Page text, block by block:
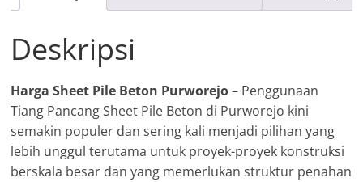
Deskripsi
Harga Sheet Pile Beton Purworejo– Penggunaan
Tiang Pancang Sheet Pile Beton di Purworejo kini
semakin populer dan sering kali menjadi pilihan yang
lebih unggul terutama untuk proyek-proyek konstruksi
berskala besar dan yang memerlukan struktur penahan